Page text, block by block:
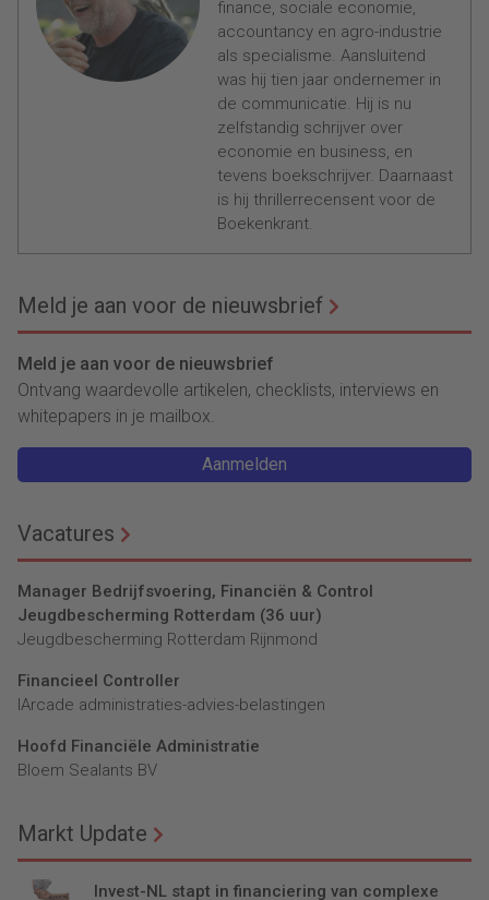
finance, sociale economie,
accountancy en agro-industrie
als specialisme. Aansluitend
was hij tien jaar ondernemer in
de communicatie. Hij is nu
zelfstandig schrijver over
economie en business, en
tevens boekschrijver. Daarnaast
is hij thrillerrecensent voor de
Boekenkrant.
Meld je aan voor de nieuwsbrief
Meld je aan voor de nieuwsbrief
Ontvang waardevolle artikelen, checklists, interviews en
whitepapers in je mailbox.
Aanmelden
Vacatures
Manager Bedrijfsvoering, Financiën & Control
Jeugdbescherming Rotterdam (36 uur)
Jeugdbescherming Rotterdam Rijnmond
Financieel Controller
lArcade administraties-advies-belastingen
Hoofd Financiële Administratie
Bloem Sealants BV
Markt Update
Invest-NL stapt in financiering van complexe